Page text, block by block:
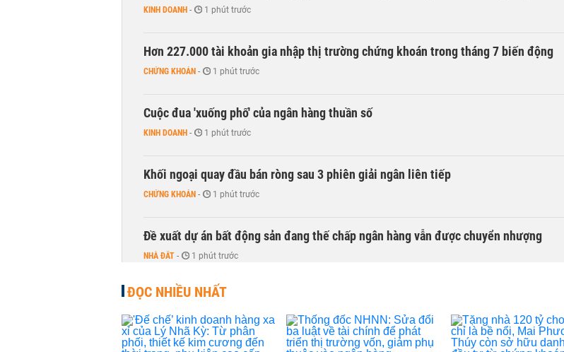
KINH DOANH - 1 phút trước
Hơn 227.000 tài khoản gia nhập thị trường chứng khoán trong tháng 7 biến động
CHỨNG KHOÁN - 1 phút trước
Cuộc đua 'xuống phố' của ngân hàng thuần số
KINH DOANH - 1 phút trước
Khối ngoại quay đầu bán ròng sau 3 phiên giải ngân liên tiếp
CHỨNG KHOÁN - 1 phút trước
Đề xuất dự án bất động sản đang thế chấp ngân hàng vẫn được chuyển nhượng
NHÀ ĐẤT - 1 phút trước
Thị trường thường ‘phất lên’ trong tháng 8, nhóm ngành nào có tiềm năng dẫn sóng?
CHỨNG KHOÁN 1 phút trước
ĐỌC NHIỀU NHẤT